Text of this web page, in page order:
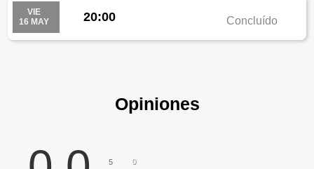
VIE
16 MAY
20:00 Concluído
Opiniones
5 0